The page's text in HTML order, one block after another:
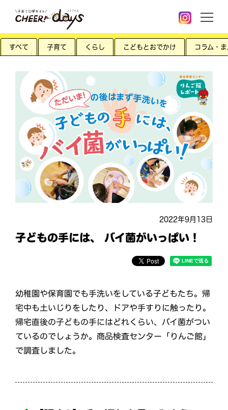
すべて 子育て くらし こどもとおでかけ コラム・
2022年9月13日
子どもの手には、 バイ菌がいっぱい！
幼稚園や保育園でも手洗いをしている子どもたち。帰
宅中も土いじりをしたり、ドアや手すりに触ったり。
帰宅直後の子どもの手にはどれくらい、バイ菌がつい
ているのでしょうか。商品検査センター「りんご館」
で調査しました。